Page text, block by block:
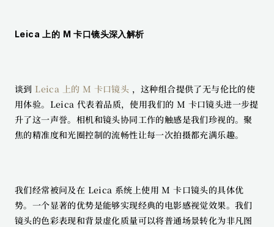
Leica 上的 M 卡口镜头深入解析
谈到 Leica 上的 M 卡口镜头 ，这种组合提供了无与伦比的使
用体验。Leica 代表着品质，使用我们的 M 卡口镜头进一步提
升了这一声誉。相机和镜头协同工作的触感是我们珍视的。聚
焦的精准度和光圈控制的流畅性让每一次拍摄都充满乐趣。
我们经常被问及在 Leica 系统上使用 M 卡口镜头的具体优
势。一个显著的优势是能够实现经典的电影感视觉效果。我们
镜头的色彩表现和背景虚化质量可以将普通场景转化为非凡图